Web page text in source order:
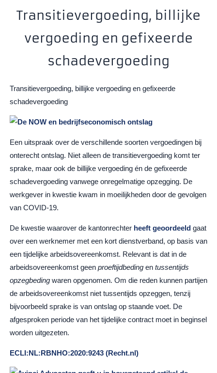
Transitievergoeding, billijke
vergoeding en gefixeerde
schadevergoeding
Transitievergoeding, billijke vergoeding en gefixeerde
schadevergoeding
Een uitspraak over de verschillende soorten vergoedingen bij
onterecht ontslag. Niet alleen de transitievergoeding komt ter
sprake, maar ook de billijke vergoeding én de gefixeerde
schadevergoeding vanwege onregelmatige opzegging. De
werkgever in kwestie kwam in moeilijkheden door de gevolgen
van COVID-19.
De kwestie waarover de kantonrechter heeft geoordeeld gaat
over een werknemer met een kort dienstverband, op basis van
een tijdelijke arbeidsovereenkomst. Relevant is dat in de
arbeidsovereenkomst geen proeftijdbeding en tussentijds
opzegbeding waren opgenomen. Om die reden kunnen partijen
de arbeidsovereenkomst niet tussentijds opzeggen, tenzij
bijvoorbeeld sprake is van ontslag op staande voet. De
afgesproken periode van het tijdelijke contract moet in beginsel
worden uitgezeten.
ECLI:NL:RBNHO:2020:9243 (Recht.nl)